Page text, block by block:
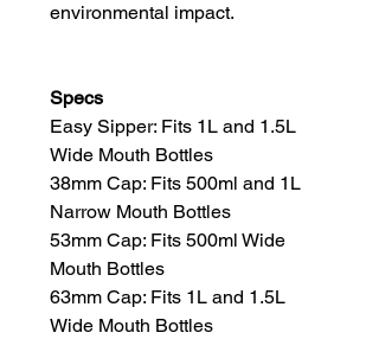
environmental impact.
Specs
Easy Sipper: Fits 1L and 1.5L
Wide Mouth Bottles
38mm Cap: Fits 500ml and 1L
Narrow Mouth Bottles
53mm Cap: Fits 500ml Wide
Mouth Bottles
63mm Cap: Fits 1L and 1.5L
Wide Mouth Bottles